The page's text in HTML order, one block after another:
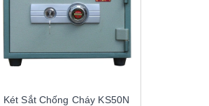
Két Sắt Chống Cháy KS50N